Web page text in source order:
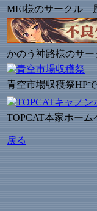
MEI様のサークル
かのう神路様のサ
青空市場収穫祭HPで
TOPCAT本家ホーム
戻る